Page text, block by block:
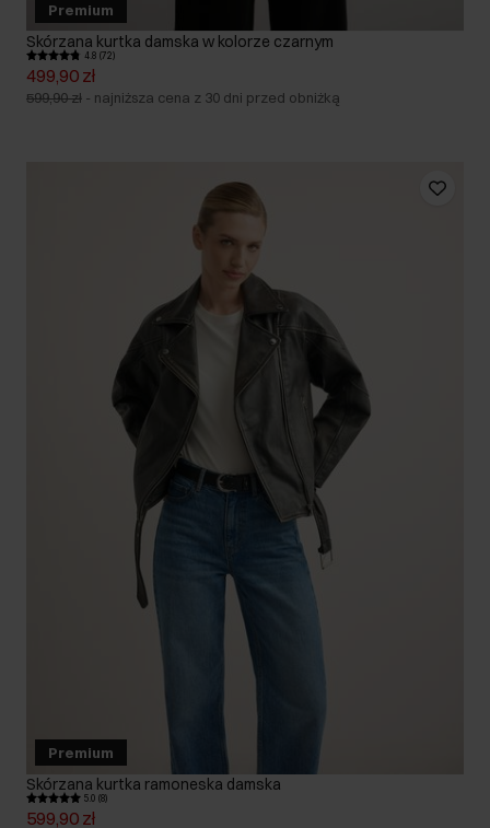
Premium
Skórzana kurtka damska w kolorze czarnym
4.8 (72)
499,90 zł
599,90 zł - najniższa cena z 30 dni przed obniżką
Premium
Skórzana kurtka ramoneska damska
5.0 (8)
599,90 zł